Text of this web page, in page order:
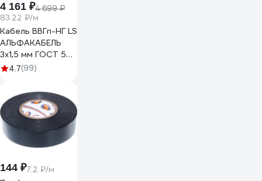
4 161 ₽4 699 ₽
83.22 ₽/м
Кабель ВВГп-НГ LS
АЛЬФАКАБЕЛЬ
3х1,5 мм ГОСТ 50
м 05190
4.7(99)
144 ₽7.2 ₽/м